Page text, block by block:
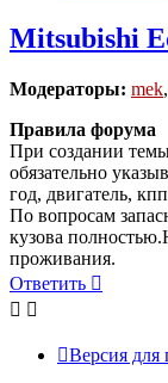
Mitsubishi
Модераторы: mek,
Правила форума
При создании
обязательно
год, двигатель,
По вопросам
кузова
проживания.
Ответить
Версия для